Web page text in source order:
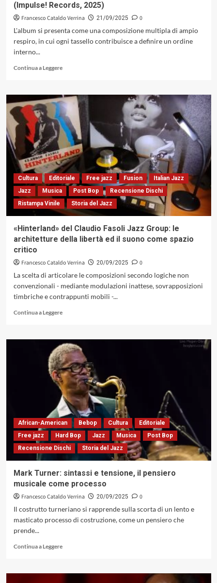
(Impulse! Records, 2025)
Francesco Cataldo Verrina 21/09/2025
0
L'album si presenta come una composizione multipla di ampio
respiro, in cui ogni tassello contribuisce a definire un ordine
interno...
Continua a LeggereLeggi
su
«Il
jazz
non
è
un
museo.
È
qualcosa
di
vivo».
Nasce
così
«Gadabout
di
Brandee
(Impulse!
2025)
Cultura Editoriale Free jazz Fusion
Italian Jazz
Jazz
Musica Post Bop
Recensione Dischi
Ristampa Vinile
Storia del Jazz
«Hinterland» del Claudio Fasoli Jazz Group: le
architetture della libertà ed il suono come spazio
critico
Francesco Cataldo Verrina 20/09/2025
0
La scelta di articolare le composizioni secondo logiche non
convenzionali - mediante modulazioni inattese, sovrapposizioni
timbriche e contrappunti mobili -...
Continua a LeggereLeggi
su
«Hinterland»
del
Claudio
Fasoli
Jazz
Group:
le
architetture
della
libertà
ed
il
spazio
critico
African-American Bebop Cultura
Editoriale
Free jazz
Hard Bop Jazz Musica
Post Bop
Recensione Dischi
Storia del Jazz
Mark Turner: sintassi e tensione, il pensiero
musicale come processo
Francesco Cataldo Verrina 20/09/2025
0
Il costrutto turneriano si rapprende sulla scorta di un lento e
masticato processo di costruzione, come un pensiero che
prende...
Continua a LeggereLeggi
su